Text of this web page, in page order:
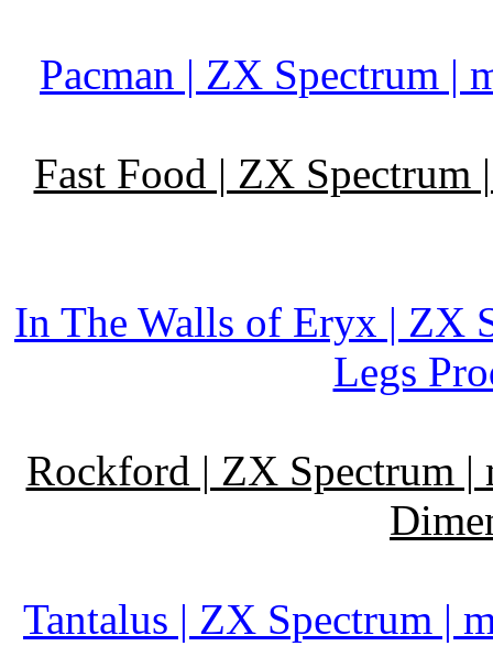
Pacman | ZX Spectrum |
Fast Food | ZX Spectrum
In The Walls of Eryx | ZX
Legs
Rockford | ZX Spectrum |
Tantalus | ZX Spectrum |